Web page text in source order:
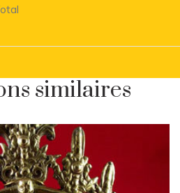
similaires